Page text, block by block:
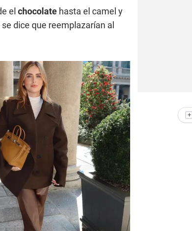
el chocolate hasta el camel y
dice que reemplazarían al
+